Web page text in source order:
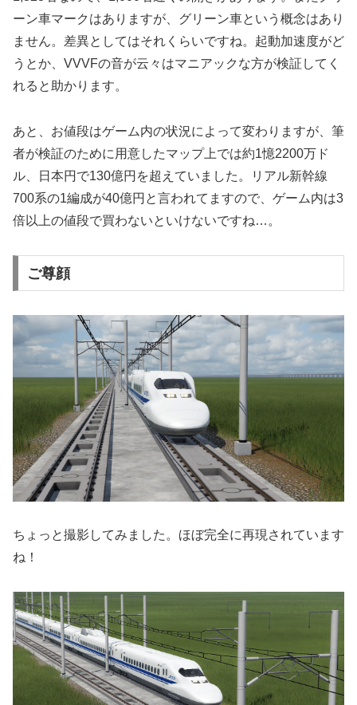
ーン車マークはありますが、グリーン車という概念はあり
ません。差異としてはそれくらいですね。起動加速度がど
うとか、VVVFの音が云々はマニアックな方が検証してく
れると助かります。
あと、お値段はゲーム内の状況によって変わりますが、筆
者が検証のために用意したマップ上では約1憶2200万ド
ル、日本円で130億円を超えていました。リアル新幹線
700系の1編成が40億円と言われてますので、ゲーム内は3
倍以上の値段で買わないといけないですね…。
ご尊顔
ちょっと撮影してみました。ほぼ完全に再現されています
ね！